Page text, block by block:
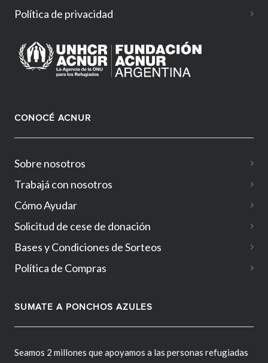
Política de privacidad
CONOCÉ ACNUR
Sobre nosotros
Trabajá con nosotros
Cómo Ayudar
Solicitud de cese de donación
Bases y Condiciones de Sorteos
Política de Compras
SUMATE A PONCHOS AZULES
Seamos 2 millones que apoyamos a las personas refugiadas